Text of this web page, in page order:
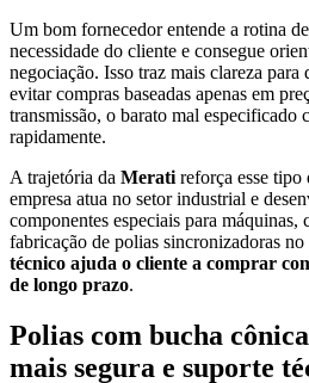
Um bom fornecedor entende a rotina
necessidade do cliente e consegue
negociação. Isso traz mais clareza para
evitar compras baseadas apenas em
transmissão, o barato mal especificado
rapidamente.
A trajetória da Merati reforça esse tipo
empresa atua no setor industrial e
componentes especiais para máquinas,
fabricação de polias sincronizadoras
técnico ajuda o cliente a comprar
de longo prazo.
Polias com bucha
mais segura e suporte